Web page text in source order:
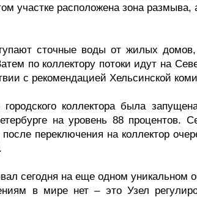
участке расположена зона размыва,
сточные воды от жилых
по коллектору потоки идут на
с рекомендацией Хельсинской
городского коллектора была
на уровень 88 процентов.
переключения на коллектор
сегодня на еще одном уникальном
в мире нет – это Узел